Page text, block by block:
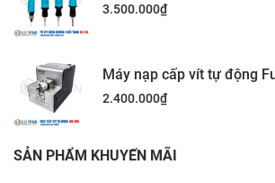
3.500.000₫
Máy nạp cấp vít tự động
2.400.000₫
SẢN PHẨM KHUYẾN MÃI